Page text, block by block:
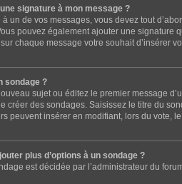
signature à mon message ?
un de vos messages, vous devez tout
pouvez également ajouter une
chaque message votre souhait d’insérer
sondage ?
sujet ou éditez le premier message
créer des sondages. Saisissez le titre du
peuvent insérer en modifiant, lors du vote,
plus d’options à un sondage ?
est décidée par l’administrateur du